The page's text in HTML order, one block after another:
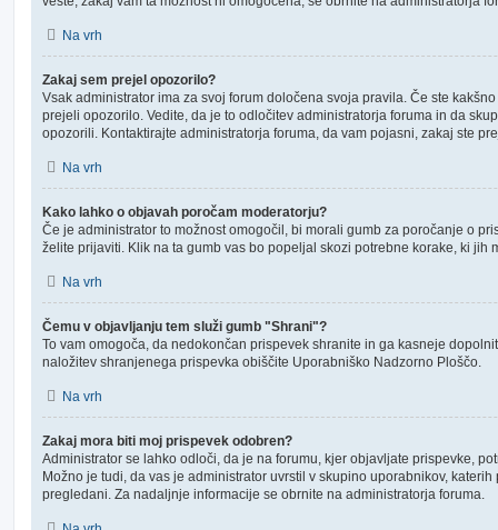
Na vrh
Zakaj sem prejel opozorilo?
Vsak administrator ima za svoj forum določena svoja pravila. Če ste
prejeli opozorilo. Vedite, da je to odločitev administratorja foruma in da
opozorili. Kontaktirajte administratorja foruma, da vam pojasni, zakaj ste
Na vrh
Kako lahko o objavah poročam moderatorju?
Če je administrator to možnost omogočil, bi morali gumb za poročanje o
želite prijaviti. Klik na ta gumb vas bo popeljal skozi potrebne korake, ki jih
Na vrh
Čemu v objavljanju tem služi gumb "Shrani"?
To vam omogoča, da nedokončan prispevek shranite in ga kasneje
naložitev shranjenega prispevka obiščite Uporabniško Nadzorno Ploščo.
Na vrh
Zakaj mora biti moj prispevek odobren?
Administrator se lahko odloči, da je na forumu, kjer objavljate prispevke,
Možno je tudi, da vas je administrator uvrstil v skupino uporabnikov,
pregledani. Za nadaljnje informacije se obrnite na administratorja foruma.